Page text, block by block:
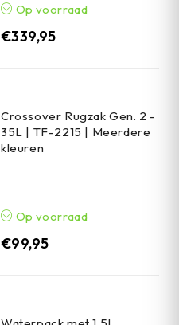
Op voorraad
€339,95
Crossover Rugzak Gen. 2 -
35L | TF-2215 | Meerdere
kleuren
Op voorraad
€99,95